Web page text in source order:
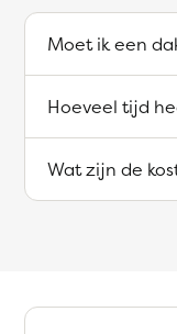
Moet ik een
Hoeveel tijd
Wat zijn de